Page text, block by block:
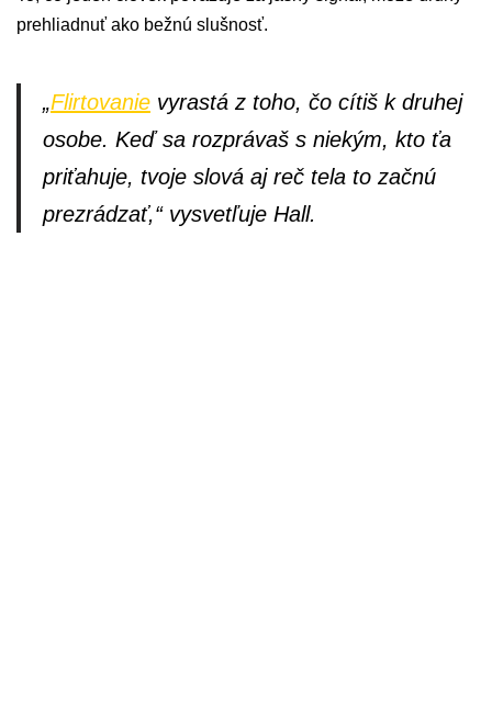
prehliadnuť ako bežnú slušnosť.
„Flirtovanie vyrastá z toho, čo cítiš k druhej
osobe. Keď sa rozprávaš s niekým, kto ťa
priťahuje, tvoje slová aj reč tela to začnú
prezrádzať,“ vysvetľuje Hall.